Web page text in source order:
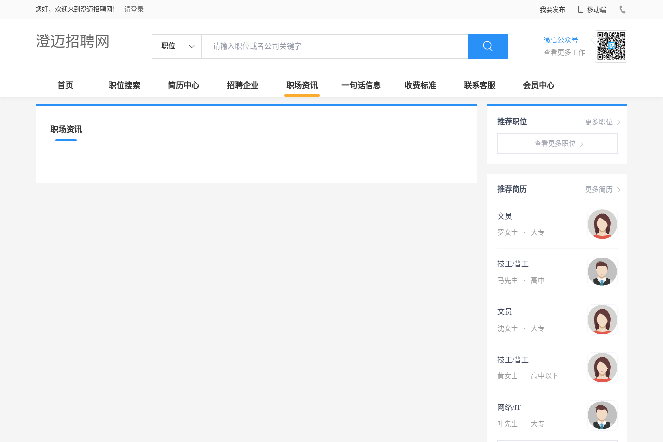
您好，欢迎来到澄迈招聘网！ 请登录 我要发布 移动端
澄迈招聘网 职位
微信公众号
查看更多工作
首页 职位搜索 简历中心 招聘企业 职场资讯 一句话信息 收费标准 联系客服 会员中心
职场资讯
更多职位
推荐职位
查看更多职位
更多简历
推荐简历
文员
罗女士 · 大专
技工/普工
马先生 · 高中
文员
沈女士 · 大专
技工/普工
黄女士 · 高中以下
网络/IT
叶先生 · 大专